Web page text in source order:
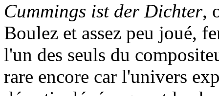
Cummings ist der Dichter,
Boulez et assez peu joué,
l'un des seuls du
rare encore car l'univers